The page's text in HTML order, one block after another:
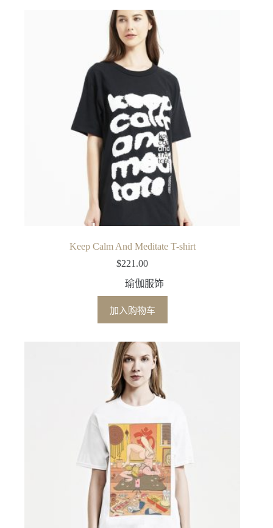
Keep Calm And Meditate T-shirt
$221.00
瑜伽服饰
加入购物车